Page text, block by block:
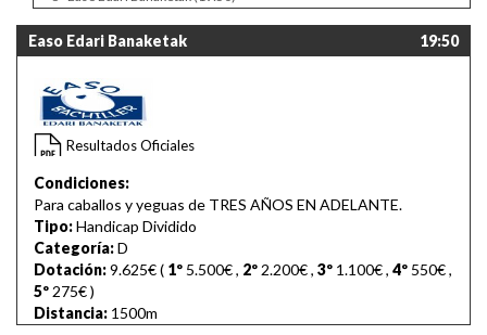
Easo Edari Banaketak 19:50
Resultados Oficiales
Condiciones:
Para caballos y yeguas de TRES AÑOS EN ADELANTE.
Tipo:Handicap Dividido
Categoría:D
Dotación:9.625€ ( 1º 5.500€, 2º 2.200€, 3º 1.100€, 4º 550€,
5º 275€)
Distancia: 1500m